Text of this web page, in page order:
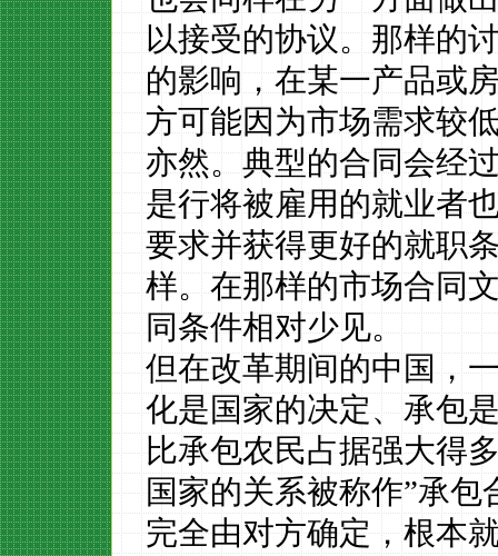
以接受的协议。那样的
的影响，在某一产品或
方可能因为市场需求较
亦然。典型的合同会经
是行将被雇用的就业者
要求并获得更好的就职
样。在那样的市场合同
同条件相对少见。
但在改革期间的中国，
化是国家的决定、承包
比承包农民占据强大得
国家的关系被称作”承包
完全由对方确定，根本